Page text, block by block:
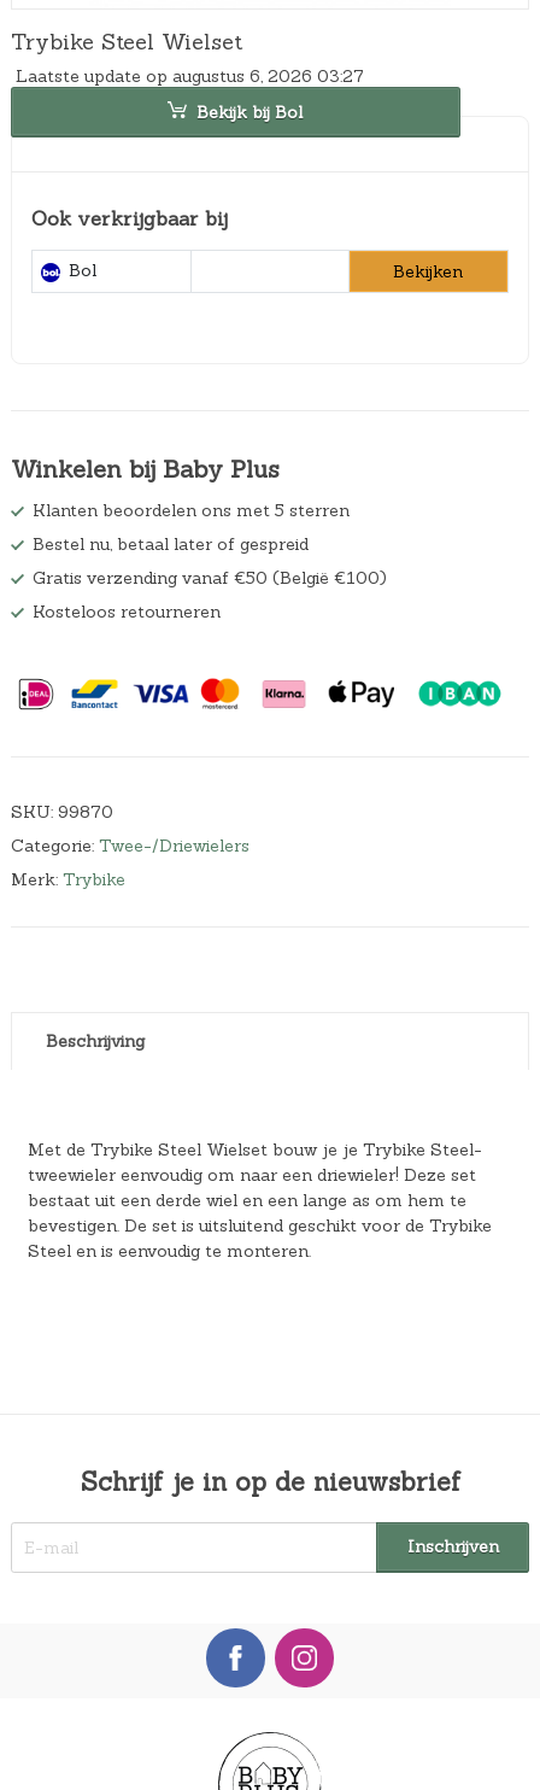
Trybike Steel Wielset
Laatste update op augustus 6, 2026 03:27
Bekijk bij Bol
Ook verkrijgbaar bij
Bol Bekijken
Winkelen bij Baby Plus
Klanten beoordelen ons met 5 sterren
Bestel nu, betaal later of gespreid
Gratis verzending vanaf €50 (België €100)
Kosteloos retourneren
SKU: 99870
Categorie: Twee-/Driewielers
Merk: Trybike
Beschrijving
Met de Trybike Steel Wielset bouw je je Trybike Steel-
tweewieler eenvoudig om naar een driewieler! Deze set
bestaat uit een derde wiel en een lange as om hem te
bevestigen. De set is uitsluitend geschikt voor de Trybike
Steel en is eenvoudig te monteren.
Schrijf je in op de nieuwsbrief